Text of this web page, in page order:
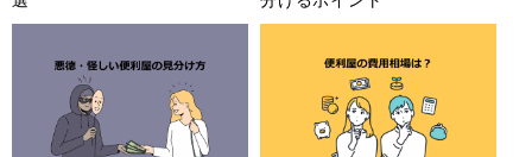
岡山県 広島県 山口県 徳島県
香川県 愛媛県 福岡県
佐賀県 長崎県 熊本県 大分県